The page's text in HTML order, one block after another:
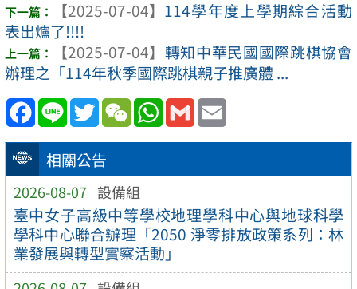
相關公告
2026-08-07 設備組
臺中女子高級中等學校地理學科中心與地球科學
學科中心聯合辦理「2050 淨零排放政策系列：林
業發展與轉型實察活動」
【2025-07-04】 114學年度上學期綜合活動
表出爐了!!!!
【2025-07-04】 轉知中華民國國際跳棋協會
辦理之「114年秋季國際跳棋親子推廣體 ...
Facebook
Line TwitterWeChatWhatsApp
Gmail